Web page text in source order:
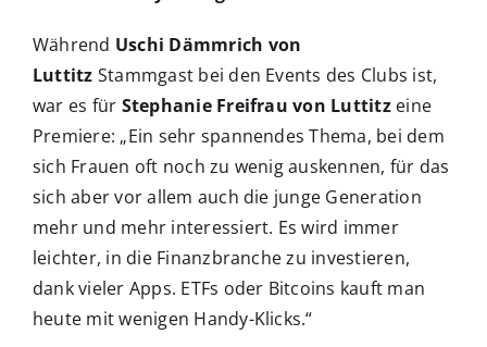
Während Uschi Dämmrich von
Luttitz Stammgast bei den Events des Clubs ist,
war es für Stephanie Freifrau von Luttitzeine
Premiere: „Ein sehr spannendes Thema, bei dem
sich Frauen oft noch zu wenig auskennen, für das
sich aber vor allem auch die junge Generation
mehr und mehr interessiert. Es wird immer
leichter, in die Finanzbranche zu investieren,
dank vieler Apps. ETFs oder Bitcoins kauft man
heute mit wenigen Handy-Klicks.“